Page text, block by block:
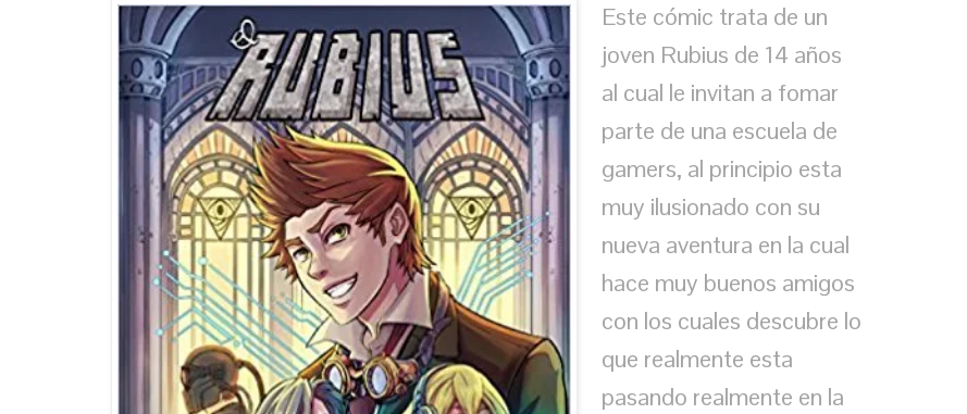
Este cómic trata de un
joven Rubius de 14 años
al cual le invitan a fomar
parte de una escuela de
gamers, al principio esta
muy ilusionado con su
nueva aventura en la cual
hace muy buenos amigos
con los cuales descubre lo
que realmente esta
pasando realmente en la